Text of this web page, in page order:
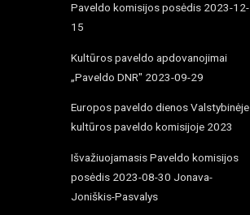
Paveldo komisijos posėdis 2023-12-
15
Kultūros paveldo apdovanojimai
„Paveldo DNR" 2023-09-29
Europos paveldo dienos Valstybinėje
kultūros paveldo komisijoje 2023
Išvažiuojamasis Paveldo komisijos
posėdis 2023-08-30 Jonava-
Joniškis-Pasvalys